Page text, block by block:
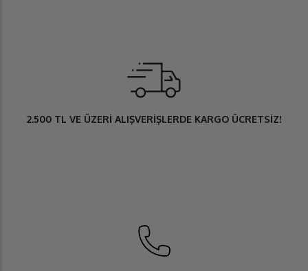
2.500 TL VE ÜZERİ ALIŞVERİŞLERDE KARGO ÜCRETSİZ!